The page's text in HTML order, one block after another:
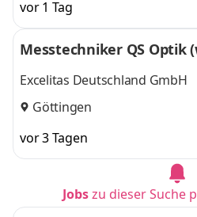
vor 1 Tag
Messtechniker QS Optik
Excelitas Deutschland GmbH
Göttingen
vor 3 Tagen
Jobszu dieser Suche